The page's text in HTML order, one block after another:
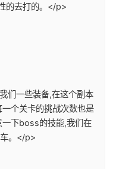
的去打的。</p>
们一些装备,在这个副本
个关卡的挑战次数也是
一下boss的技能,我们在
。</p>